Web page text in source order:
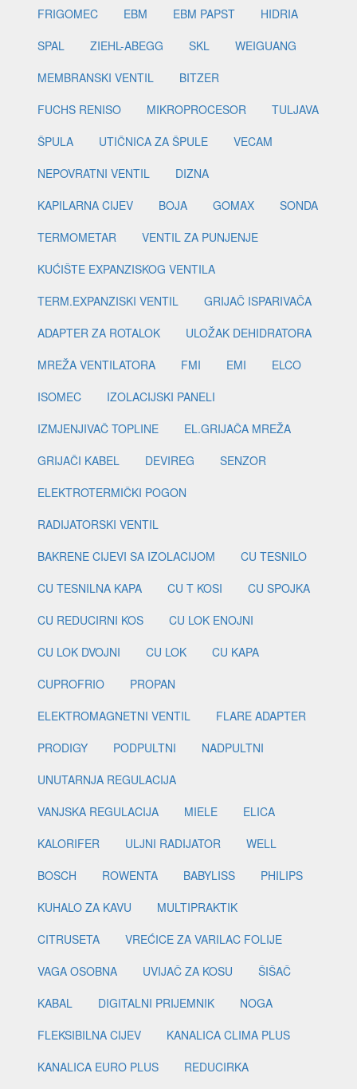
FRIGOMEC EBM EBM PAPST
HIDRIA
SPAL
ZIEHL-ABEGG SKL
WEIGUANG
MEMBRANSKI VENTIL
BITZER
FUCHS RENISO
MIKROPROCESOR
TULJAVA
ŠPULA
UTIČNICA ZA ŠPULE
VECAM
NEPOVRATNI VENTIL
DIZNA
KAPILARNA CIJEV
BOJA GOMAX
SONDA
TERMOMETAR
VENTIL ZA PUNJENJE
KUĆIŠTE EXPANZISKOG VENTILA
TERM.EXPANZISKI VENTIL
GRIJAČ ISPARIVAČA
ADAPTER ZA ROTALOK
ULOŽAK DEHIDRATORA
MREŽA VENTILATORA
FMI EMI
ELCO
ISOMEC
IZOLACIJSKI PANELI
IZMJENJIVAČ TOPLINE
EL.GRIJAČA MREŽA
GRIJAČI KABEL
DEVIREG
SENZOR
ELEKTROTERMIČKI POGON
RADIJATORSKI VENTIL
BAKRENE CIJEVI SA IZOLACIJOM
CU TESNILO
CU TESNILNA KAPA
CU T KOSI
CU SPOJKA
CU REDUCIRNI KOS
CU LOK ENOJNI
CU LOK DVOJNI
CU LOK
CU KAPA
CUPROFRIO
PROPAN
ELEKTROMAGNETNI VENTIL
FLARE ADAPTER
PRODIGY
PODPULTNI
NADPULTNI
UNUTARNJA REGULACIJA
VANJSKA REGULACIJA
MIELE
ELICA
KALORIFER
ULJNI RADIJATOR
WELL
BOSCH
ROWENTA BABYLISS
PHILIPS
KUHALO ZA KAVU
MULTIPRAKTIK
CITRUSETA
VREĆICE ZA VARILAC FOLIJE
VAGA OSOBNA
UVIJAČ ZA KOSU
ŠIŠAČ
KABAL
DIGITALNI PRIJEMNIK
NOGA
FLEKSIBILNA CIJEV
KANALICA CLIMA PLUS
KANALICA EURO PLUS
REDUCIRKA